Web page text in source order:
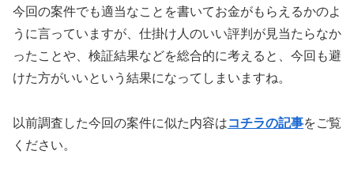
今回の案件でも適当なことを書いてお金がもらえるかのよ
うに言っていますが、仕掛け人のいい評判が見当たらなか
ったことや、検証結果などを総合的に考えると、今回も避
けた方がいいという結果になってしまいますね。
以前調査した今回の案件に似た内容はコチラの記事をご覧
ください。